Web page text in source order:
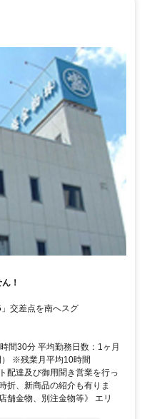
！
交差点を南へスグ
間30分 平均勤務日数：1ヶ月
※残業月平均10時間
配達及び御用聞き営業を行っ
折、新商品の紹介も有りま
舗金物、別注金物等》 エリ